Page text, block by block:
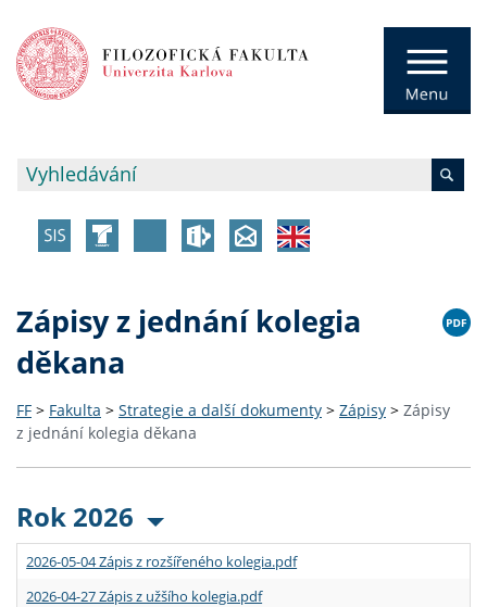
Zápisy z jednání kolegia
děkana
FF > Fakulta > Strategie a další dokumenty > Zápisy > Zápisy
z jednání kolegia děkana
Rok 2026
2026-05-04 Zápis z rozšířeného kolegia.pdf
2026-04-27 Zápis z užšího kolegia.pdf